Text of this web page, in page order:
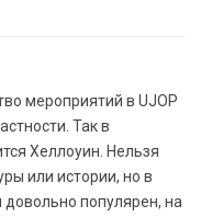
мероприятий в UJOP
Так в
Хеллоуин. Нельзя
или истории, но в
популярен, на